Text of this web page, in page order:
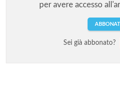
per avere accesso
ABBONATI
Sei già abbonato?